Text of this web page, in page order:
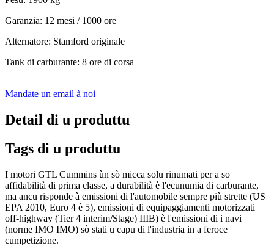
Garanzia: 12 mesi / 1000 ore
Alternatore: Stamford originale
Tank di carburante: 8 ore di corsa
Mandate un email à noi
Detail di u produttu
Tags di u produttu
I motori GTL Cummins ùn sò micca solu rinumati per a so
affidabilità di prima classe, a durabilità è l'ecunumia di carburante,
ma ancu risponde à emissioni di l'automobile sempre più strette (US
EPA 2010, Euro 4 è 5), emissioni di equipaggiamenti motorizzati
off-highway (Tier 4 interim/Stage) IIIB) è l'emissioni di i navi
(norme IMO IMO) sò stati u capu di l'industria in a feroce
cumpetizione.